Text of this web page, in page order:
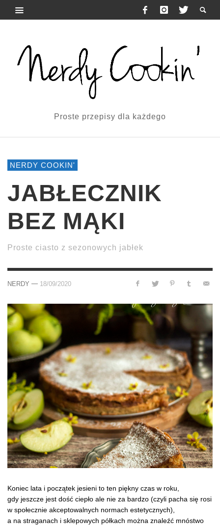
Proste przepisy dla każdego
NERDY COOKIN'
JABŁECZNIK
BEZ MĄKI
Proste ciasto z sezonowych jabłek
NERDY — 18/09/2020
Koniec lata i początek jesieni to ten piękny czas w roku,
gdy jeszcze jest dość ciepło ale nie za bardzo (czyli pacha się rosi
w społecznie akceptowalnych normach estetycznych),
a na straganach i sklepowych półkach można znaleźć mnóstwo